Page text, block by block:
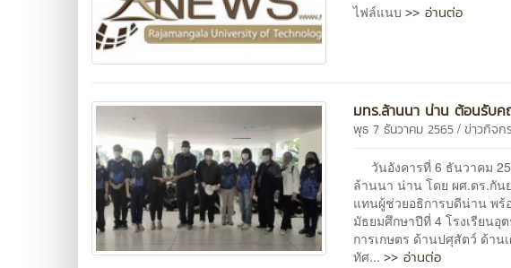
ไฟล์แนบ>> อ่านต่อ
มทร.ล้านนา น่าน ต้อนรับ
พุธ 7 ธันวาคม 2565 /ข่าวกิจก
วันอังคารที่ 6 ธันวาคม
ล้านนา น่าน โดย ผศ.ดร.กัน
แทนผู้ช่วยอธิการบดีน่าน พ
มัธยมศึกษาปีที่ 4 โรงเรียน
การเกษตร ด้านปศุสัตว์ ด้า
ทัศ...>> อ่านต่อ